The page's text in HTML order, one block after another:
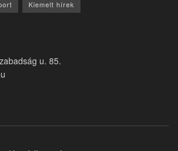
Kiemelt hírek
u. 85.